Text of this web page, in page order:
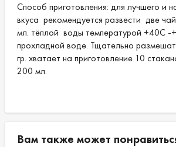
Способ приготовления: для лучшего и
вкуса рекомендуется развести две
мл. тёплой воды температурой +40С -
прохладной воде. Тщательно
гр. хватает на приготовление 10
200 мл.
Вам также может